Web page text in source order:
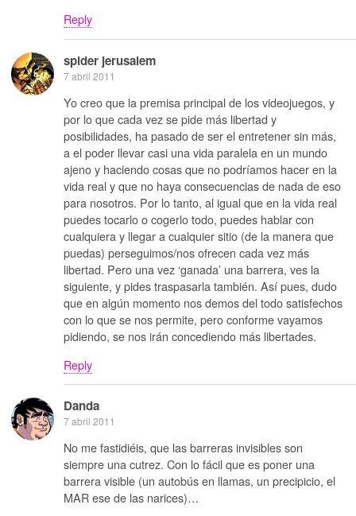
Reply
spider jerusalem
7 abril 2011
Yo creo que la premisa principal de los videojuegos, y
por lo que cada vez se pide más libertad y
posibilidades, ha pasado de ser el entretener sin más,
a el poder llevar casi una vida paralela en un mundo
ajeno y haciendo cosas que no podríamos hacer en la
vida real y que no haya consecuencias de nada de eso
para nosotros. Por lo tanto, al igual que en la vida real
puedes tocarlo o cogerlo todo, puedes hablar con
cualquiera y llegar a cualquier sitio (de la manera que
puedas) perseguimos/nos ofrecen cada vez más
libertad. Pero una vez ‘ganada’ una barrera, ves la
siguiente, y pides traspasarla también. Así pues, dudo
que en algún momento nos demos del todo satisfechos
con lo que se nos permite, pero conforme vayamos
pidiendo, se nos irán concediendo más libertades.
Reply
Danda
7 abril 2011
No me fastidiéis, que las barreras invisibles son
siempre una cutrez. Con lo fácil que es poner una
barrera visible (un autobús en llamas, un precipicio, el
MAR ese de las narices)…